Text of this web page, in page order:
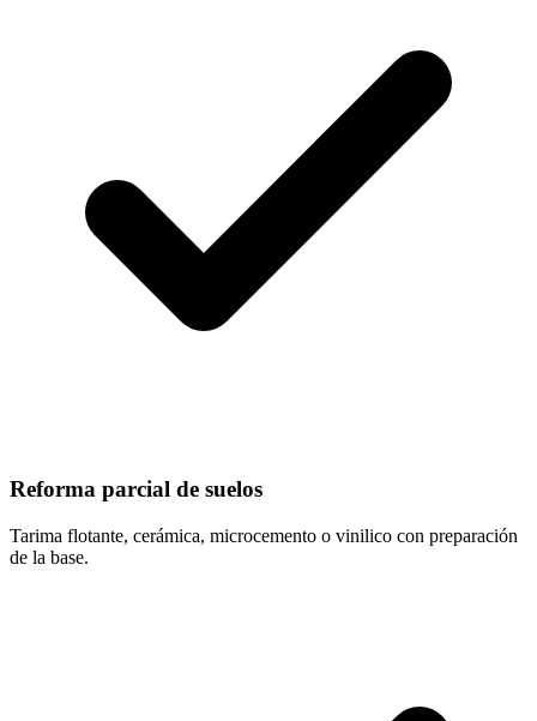
Reforma parcial de suelos
Tarima flotante, cerámica, microcemento o vinilico con preparación
de la base.